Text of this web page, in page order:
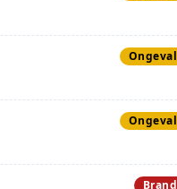
Ongeval
Ongeval
Brand